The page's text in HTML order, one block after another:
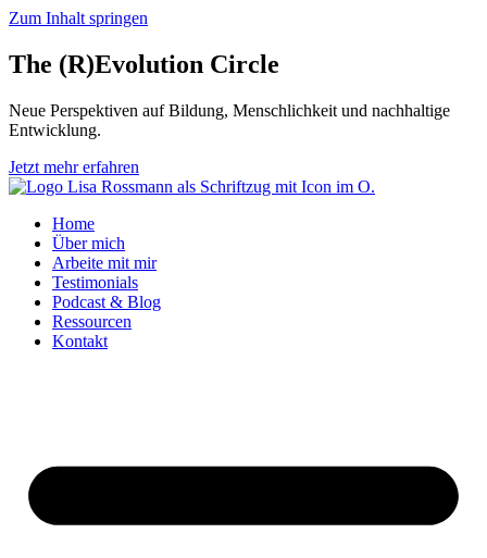
Zum Inhalt springen
The (R)Evolution Circle
Neue Perspektiven auf Bildung, Menschlichkeit und nachhaltige
Entwicklung.
Jetzt mehr erfahren
Home
Über mich
Arbeite mit mir
Testimonials
Podcast & Blog
Ressourcen
Kontakt